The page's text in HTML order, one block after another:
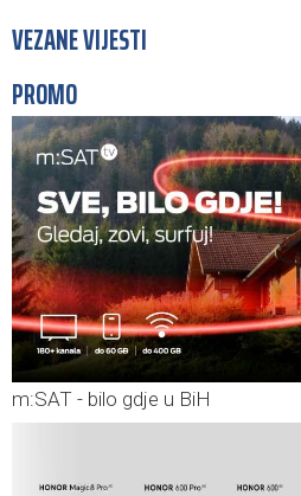
VEZANE VIJESTI
PROMO
m:SAT - bilo gdje u BiH